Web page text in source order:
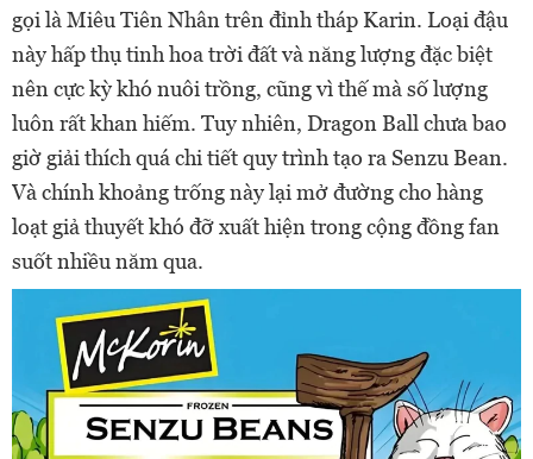
gọi là Miêu Tiên Nhân trên đỉnh tháp Karin. Loại đậu
này hấp thụ tinh hoa trời đất và năng lượng đặc biệt
nên cực kỳ khó nuôi trồng, cũng vì thế mà số lượng
luôn rất khan hiếm. Tuy nhiên, Dragon Ball chưa bao
giờ giải thích quá chi tiết quy trình tạo ra Senzu Bean.
Và chính khoảng trống này lại mở đường cho hàng
loạt giả thuyết khó đỡ xuất hiện trong cộng đồng fan
suốt nhiều năm qua.